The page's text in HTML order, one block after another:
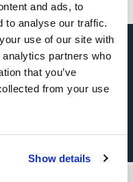
and ads, to
to analyse our traffic.
use of our site with
partners who
that you’ve
from your use
Show details
À distance : Remote
Als ervaren recruiter
omgevingen,
recruitment,